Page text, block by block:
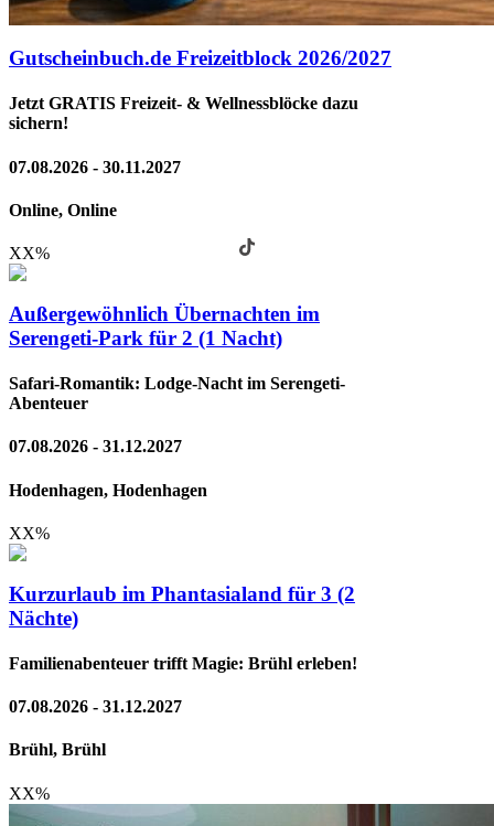
Gutscheinbuch.de Freizeitblock 2026/2027
Jetzt GRATIS Freizeit- & Wellnessblöcke dazu
sichern!
07.08.2026 - 30.11.2027
Online, Online
XX%
Außergewöhnlich Übernachten im
Serengeti-Park für 2 (1 Nacht)
Safari-Romantik: Lodge-Nacht im Serengeti-
Abenteuer
07.08.2026 - 31.12.2027
Hodenhagen, Hodenhagen
XX%
Kurzurlaub im Phantasialand für 3 (2
Nächte)
Familienabenteuer trifft Magie: Brühl erleben!
07.08.2026 - 31.12.2027
Brühl, Brühl
XX%